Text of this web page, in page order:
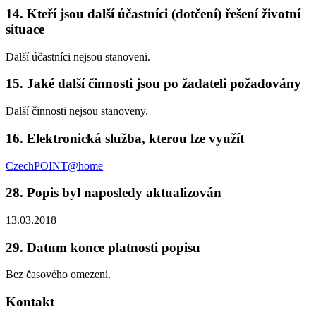
14. Kteří jsou další účastníci (dotčení) řešení životní
situace
Další účastníci nejsou stanoveni.
15. Jaké další činnosti jsou po žadateli požadovány
Další činnosti nejsou stanoveny.
16. Elektronická služba, kterou lze využít
CzechPOINT@home
28. Popis byl naposledy aktualizován
13.03.2018
29. Datum konce platnosti popisu
Bez časového omezení.
Kontakt